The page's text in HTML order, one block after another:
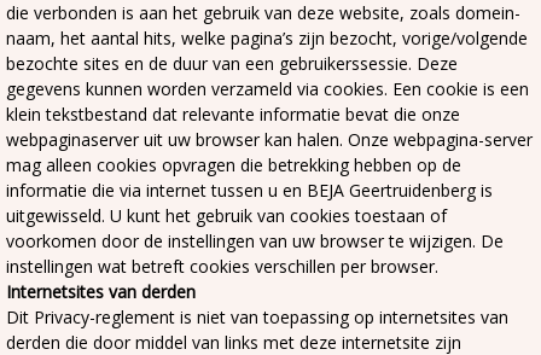
die verbonden is aan het gebruik van deze website, zoals domein-
naam, het aantal hits, welke pagina’s zijn bezocht, vorige/volgende
bezochte sites en de duur van een gebruikerssessie. Deze
gegevens kunnen worden verzameld via cookies. Een cookie is een
klein tekstbestand dat relevante informatie bevat die onze
webpaginaserver uit uw browser kan halen. Onze webpagina-server
mag alleen cookies opvragen die betrekking hebben op de
informatie die via internet tussen u en BEJA Geertruidenberg is
uitgewisseld. U kunt het gebruik van cookies toestaan of
voorkomen door de instellingen van uw browser te wijzigen. De
instellingen wat betreft cookies verschillen per browser.
Internetsites van derden
Dit Privacy-reglement is niet van toepassing op internetsites van
derden die door middel van links met deze internetsite zijn